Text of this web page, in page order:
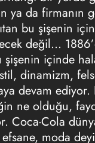
ya da firmanın
bu şişenin
değil…
içinde
dinamizm,
devam
ne olduğu,
Coca-Cola
moda